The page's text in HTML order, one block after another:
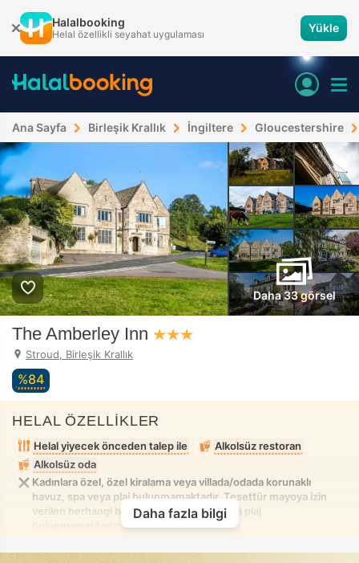
Halalbooking
Helal özellikli seyahat uygulaması Yükle
Ana Sayfa Birleşik Krallık İngiltere Gloucestershire
Daha 33 görsel
The Amberley Inn
Stroud, Birleşik Krallık
%84
HELAL ÖZELLİKLER
Helal yiyecek önceden talep ile
Alkolsüz restoran
Alkolsüz oda
Kadınlara özel, özel kiralama veya villada/odada korunaklı
havuz, spa veya plaj bulunmamaktadır. Tesettür mayoya izin
verilen herhangi bir karışık havuz, spa veya plaj
Daha fazla bilgi